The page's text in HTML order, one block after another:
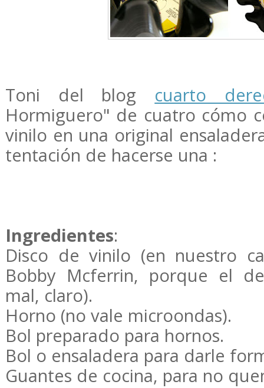
Toni del blog cuarto
Hormiguero" de cuatro cómo
vinilo en una original
tentación de hacerse una :
Ingredientes:
Disco de vinilo (en nuestro
Bobby Mcferrin, porque el
mal, claro).
Horno (no vale microondas).
Bol preparado para hornos.
Bol o ensaladera para darle
Guantes de cocina, para no